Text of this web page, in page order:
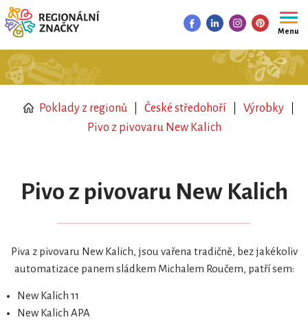
Menu
Poklady z regionů České středohoří
Výrobky
Pivo z pivovaru New Kalich
Pivo z pivovaru New Kalich
Piva z pivovaru New Kalich, jsou vařena tradičně, bez jakékoliv
automatizace panem sládkem Michalem Roučem, patří sem:
New Kalich 11
New Kalich APA